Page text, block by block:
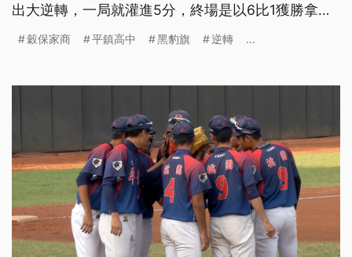
出大逆轉，一局就灌進5分，終場是以6比1獲勝拿下
商，在黑豹旗全國高中棒球賽的冠軍戰，再度碰頭，
點。 比賽形成1比0，不過，來到四局上，穀保家商
穀保家商 平鎮高中 黑豹旗 逆轉 ...